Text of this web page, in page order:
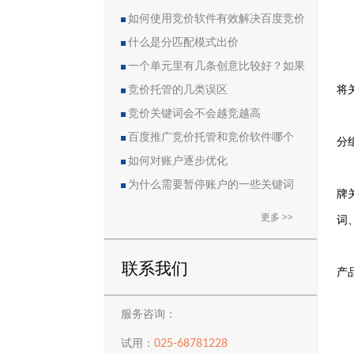
如何使用竞价软件有效解决百度竞价
中的恶点问题
什么是分匹配模式出价
一个单元里有几条创意比较好？如果
删除创意会导致账户流量突然下降吗？
竞价托管的几类误区
竞价关键词会不会越竞越高
百度推广竞价托管和竞价软件哪个
好？
如何对账户逐步优化
为什么需要暂停账户的一些关键词
更多 >>
联系我们
服务咨询：
试用：025-68781228
将
分
牌
词
产